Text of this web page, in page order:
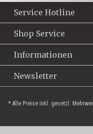
Service Hotline
Shop Service
Informationen
Newsletter
* Alle Preise inkl. gesetzl.